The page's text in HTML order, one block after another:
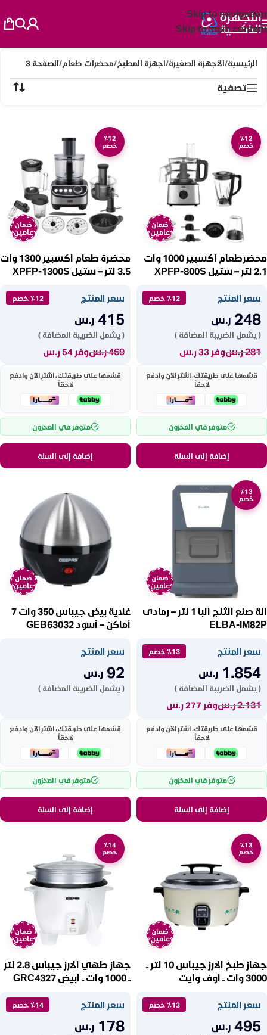
Skip to navigation
Skip to main content
الرئيسية/الأجهزة الصغيرة/أجهزة المطبخ/محضرات طعام/الصفحة 3
تصفية
٪12
خصم
ضمان
عامين
محضرطعام اكسبير 1000 وات
2.1 لتر – ستيل XPFP-800S
سعر المنتج ٪12 خصم
248 ر.س
( يشمل الضريبة المضافة )
281ر.سوفر 33 ر.س
قسّمها على طريقتك، اشترِ الآن وادفع
لاحقاً
متوفر في المخزون
إضافة إلى السلة
٪12
خصم
ضمان
عامين
محضرة طعام اكسبير 1300 وات
3.5 لتر – ستيل XPFP-1300S
سعر المنتج ٪12 خصم
415 ر.س
( يشمل الضريبة المضافة )
469ر.سوفر 54 ر.س
قسّمها على طريقتك، اشترِ الآن وادفع
لاحقاً
متوفر في المخزون
إضافة إلى السلة
٪13
خصم
ضمان
عامين
الة صنع الثلج البا 1 لتر – رمادى
ELBA-IM82P
سعر المنتج ٪13 خصم
1.854 ر.س
( يشمل الضريبة المضافة )
2.131ر.سوفر 277 ر.س
قسّمها على طريقتك، اشترِ الآن وادفع
لاحقاً
متوفر في المخزون
إضافة إلى السلة
ضمان
عامين
غلاية بيض جيباس 350 وات 7
أماكن – أسود GEB63032
سعر المنتج
92 ر.س
( يشمل الضريبة المضافة )
قسّمها على طريقتك، اشترِ الآن وادفع
لاحقاً
متوفر في المخزون
إضافة إلى السلة
٪13
خصم
ضمان
عامين
جهاز طبخ الارز جيباس 10 لتر ــ
3000 وات ــ اوف وايت
سعر المنتج ٪13 خصم
495 ر.س
٪14
خصم
ضمان
عامين
جهاز طهي الارز جيباس 2.8 لتر
ــ 1000 وات ــ أبيض GRC4327
سعر المنتج ٪14 خصم
178 ر.س